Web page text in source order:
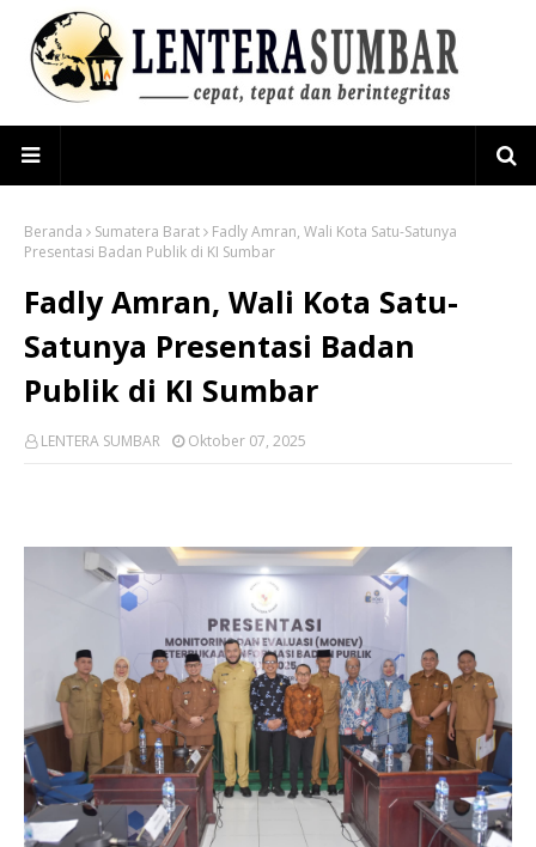
Beranda Sumatera Barat
Fadly Amran, Wali Kota Satu-Satunya
Presentasi Badan Publik di KI Sumbar
Fadly Amran, Wali Kota Satu-
Satunya Presentasi Badan
Publik di KI Sumbar
LENTERA SUMBAR Oktober 07, 2025